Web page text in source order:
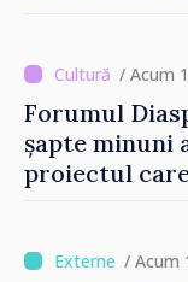
/ Acum
Forumul
șapte minuni
proiectul
/ Acum